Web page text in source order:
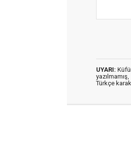
UYARI:
yazılmamış,
Türkçe